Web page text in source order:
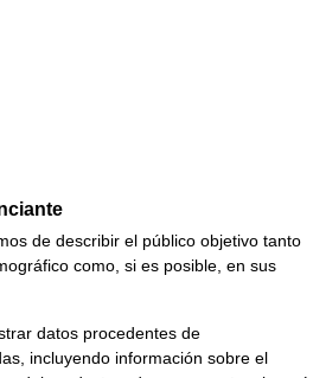
de describir el público objetivo tanto
como, si es posible, en sus
datos procedentes de
incluyendo información sobre el